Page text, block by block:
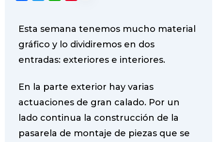
e
b
o
t
t
e
t
s
A
t
e
r
Esta semana tenemos mucho material
gráfico y lo dividiremos en dos
entradas: exteriores e interiores.
En la parte exterior hay varias
actuaciones de gran calado. Por un
lado continua la construcción de la
pasarela de montaje de piezas que se